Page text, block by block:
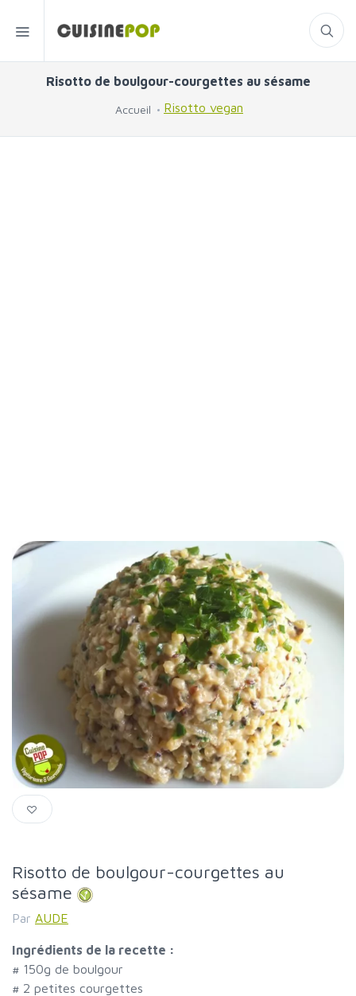
Risotto de boulgour-courgettes au sésame
Accueil Risotto vegan
Risotto de boulgour-courgettes au
sésame
Par AUDE
Ingrédients de la recette :
# 150g de boulgour
# 2 petites courgettes